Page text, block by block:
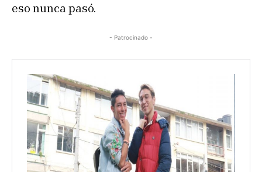
eso nunca pasó.
- Patrocinado -